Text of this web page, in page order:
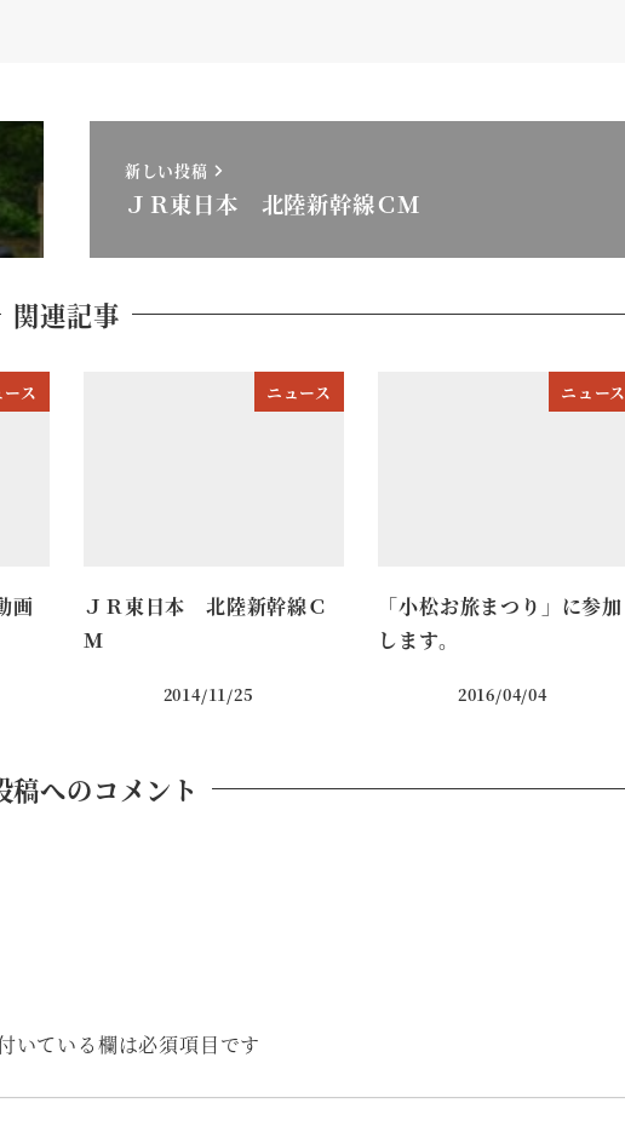
新しい投稿
ＪＲ東日本 北陸新幹線ＣＭ
関連記事
ース
画
ニュース
ＪＲ東日本 北陸新幹線Ｃ
Ｍ
2014/11/25
ニュース
「小松お旅まつり」に参加
します。
2016/04/04
稿へのコメント
いている欄は必須項目です